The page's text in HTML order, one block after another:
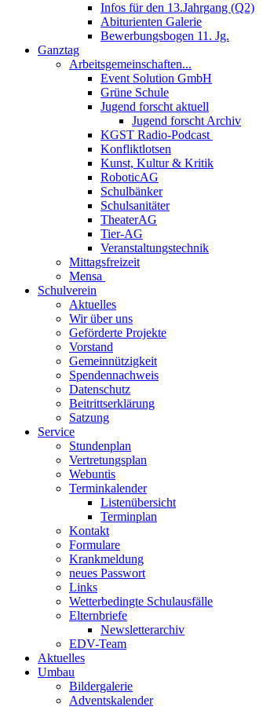
Infos für den 13.Jahrgang (Q2)
Abiturienten Galerie
Bewerbungsbogen 11. Jg.
Ganztag
Arbeitsgemeinschaften...
Event Solution GmbH
Grüne Schule
Jugend forscht aktuell
Jugend forscht Archiv
KGST Radio-Podcast
Konfliktlotsen
Kunst, Kultur & Kritik
RoboticAG
Schulbänker
Schulsanitäter
TheaterAG
Tier-AG
Veranstaltungstechnik
Mittagsfreizeit
Mensa
Schulverein
Aktuelles
Wir über uns
Geförderte Projekte
Vorstand
Gemeinnützigkeit
Spendennachweis
Datenschutz
Beitrittserklärung
Satzung
Service
Stundenplan
Vertretungsplan
Webuntis
Terminkalender
Listenübersicht
Terminplan
Kontakt
Formulare
Krankmeldung
neues Passwort
Links
Wetterbedingte Schulausfälle
Elternbriefe
Newsletterarchiv
EDV-Team
Aktuelles
Umbau
Bildergalerie
Adventskalender